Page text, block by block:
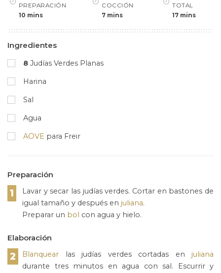
PREPARACIÓN
10 mins
COCCIÓN
7 mins
TOTAL
17 mins
Ingredientes
8 Judías Verdes Planas
Harina
Sal
Agua
AOVE para Freir
Preparación
1
Lavar y secar las judías verdes. Cortar en bastones de
igual tamaño y después en juliana.
Preparar un bol con agua y hielo.
Elaboración
2 Blanquear las judías verdes cortadas en juliana
durante tres minutos en agua con sal. Escurrir y